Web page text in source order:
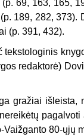
69, 163, 165,
189, 282, 373).
(p. 391, 432).
redaktorė)
gražiai išleista,
80-ųjų